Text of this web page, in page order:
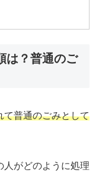
は？普通のご
て普通のごみとして
人がどのように処理